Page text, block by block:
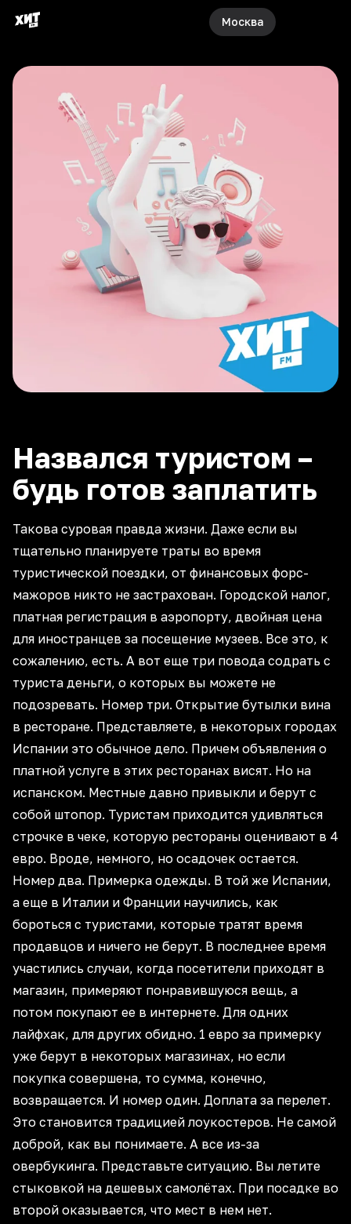
Москва
Назвался туристом –
будь готов заплатить
Такова суровая правда жизни. Даже если вы
тщательно планируете траты во время
туристической поездки, от финансовых форс-
мажоров никто не застрахован. Городской налог,
платная регистрация в аэропорту, двойная цена
для иностранцев за посещение музеев. Все это, к
сожалению, есть. А вот еще три повода содрать с
туриста деньги, о которых вы можете не
подозревать. Номер три. Открытие бутылки вина
в ресторане. Представляете, в некоторых городах
Испании это обычное дело. Причем объявления о
платной услуге в этих ресторанах висят. Но на
испанском. Местные давно привыкли и берут с
собой штопор. Туристам приходится удивляться
строчке в чеке, которую рестораны оценивают в 4
евро. Вроде, немного, но осадочек остается.
Номер два. Примерка одежды. В той же Испании,
а еще в Италии и Франции научились, как
бороться с туристами, которые тратят время
продавцов и ничего не берут. В последнее время
участились случаи, когда посетители приходят в
магазин, примеряют понравившуюся вещь, а
потом покупают ее в интернете. Для одних
лайфхак, для других обидно. 1 евро за примерку
уже берут в некоторых магазинах, но если
покупка совершена, то сумма, конечно,
возвращается. И номер один. Доплата за перелет.
Это становится традицией лоукостеров. Не самой
доброй, как вы понимаете. А все из-за
овербукинга. Представьте ситуацию. Вы летите
стыковкой на дешевых самолётах. При посадке во
второй оказывается, что мест в нем нет.